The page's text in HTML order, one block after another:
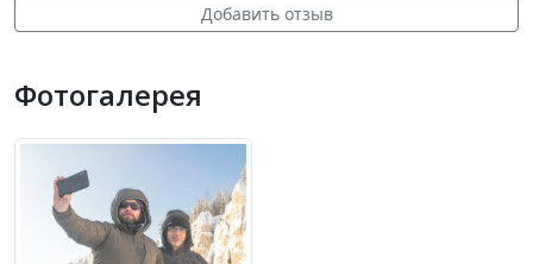
Добавить отзыв
Фотогалерея